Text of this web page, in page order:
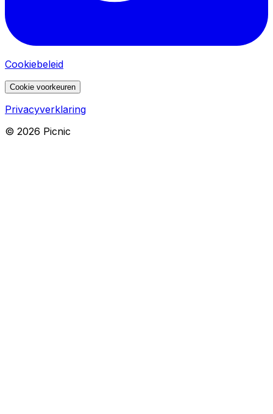
Cookiebeleid
Cookie voorkeuren
Privacyverklaring
© 2026 Picnic